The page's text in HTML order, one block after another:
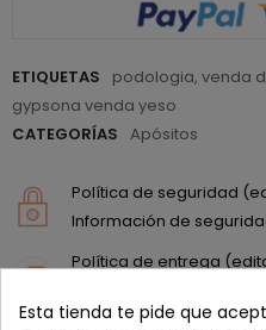
ETIQUETAS podologia, venda
gypsona venda yeso
CATEGORÍAS Apósitos
Política de seguridad
Información de
Política de entrega
Esta tienda te pide que